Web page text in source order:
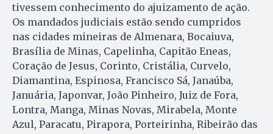
tivessem conhecimento do ajuizamento de ação.
Os mandados judiciais estão sendo cumpridos
nas cidades mineiras de Almenara, Bocaiuva,
Brasília de Minas, Capelinha, Capitão Eneas,
Coração de Jesus, Corinto, Cristália, Curvelo,
Diamantina, Espinosa, Francisco Sá, Janaúba,
Januária, Japonvar, João Pinheiro, Juiz de Fora,
Lontra, Manga, Minas Novas, Mirabela, Monte
Azul, Paracatu, Pirapora, Porteirinha, Ribeirão das